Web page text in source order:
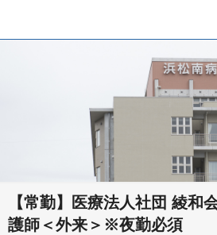
【常勤】医療法人社団 綾和
護師＜外来＞※夜勤必須